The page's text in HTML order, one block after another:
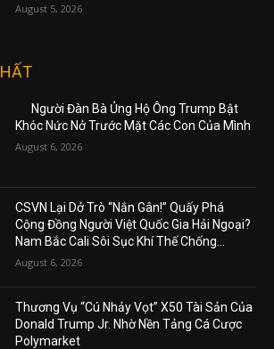
August 5, 2026
Người Đàn Bà Ủng Hộ Ông Trump Bật
Khóc Nức Nở Trước Mặt Các Con Của Mình
August 6, 2026
CSVN Lại Dở Trò “Nắn Gân!” Quấy Phá
Cộng Đồng Người Việt Quốc Gia Hải Ngoại?
Nam Bắc Cali Sôi Sục Khí Thế Chống...
August 6, 2026
Thương Vụ “Cú Nhảy Vọt” X50 Tài Sản Của
Donald Trump Jr. Nhờ Nền Tảng Cá Cược
Polymarket